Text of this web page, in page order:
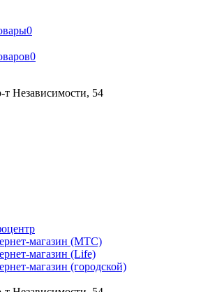
0
0
Независимости, 54
магазин (МТС)
магазин (Life)
магазин (городской)